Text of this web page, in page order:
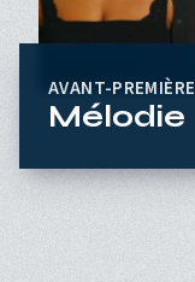
AVANT-PREMIÈRE
Mélodie